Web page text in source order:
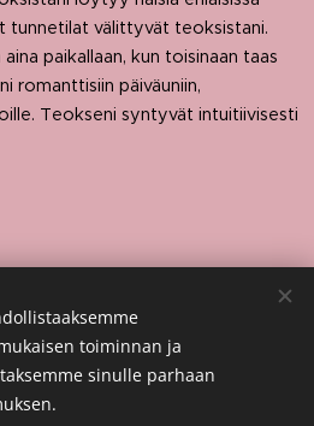
tunnetilat välittyvät teoksistani.
paikallaan, kun toisinaan taas
romanttisiin päiväuniin,
Teokseni syntyvät intuitiivisesti
Vornanen -
toiminnan ja
sinulle parhaan